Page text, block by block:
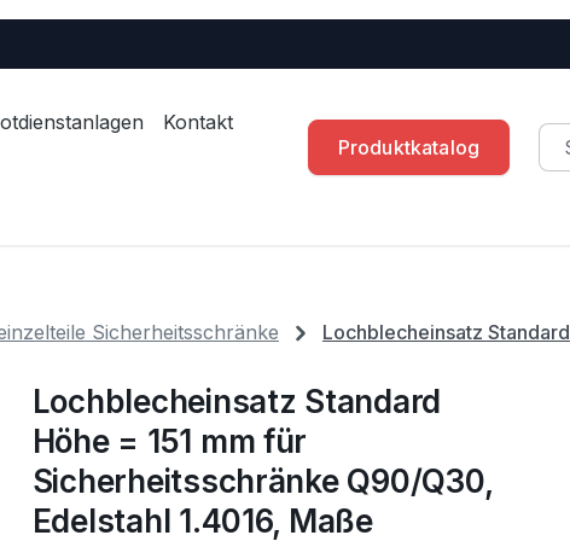
Kontakt
Produktkatalog
Sicherheitsschränke
Lochblecheinsatz Standard
Lochblecheinsatz Standard
Höhe = 151 mm für
Sicherheitsschränke Q90/Q30,
Edelstahl 1.4016, Maße